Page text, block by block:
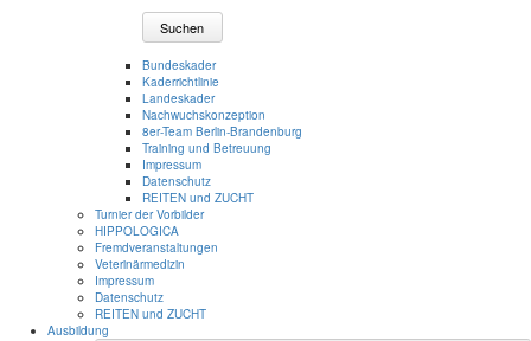
Suchen
Bundeskader
Kaderrichtlinie
Landeskader
Nachwuchskonzeption
8er-Team Berlin-Brandenburg
Training und Betreuung
Impressum
Datenschutz
REITEN und ZUCHT
Turnier der Vorbilder
HIPPOLOGICA
Fremdveranstaltungen
Veterinärmedizin
Impressum
Datenschutz
REITEN und ZUCHT
Ausbildung